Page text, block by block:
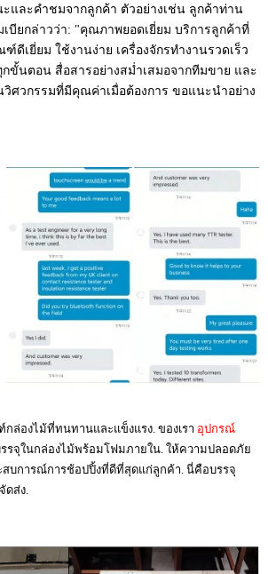
และคำชมจากลูกค้า ตัวอย่างเช่น ลูกค้าท่าน
บียกล่าวว่า: "คุณภาพยอดเยี่ยม บริการลูกค้าที่
ดีเยี่ยม ใช้งานง่าย เครื่องจักรทำงานรวดเร็ว
ขั้นตอน สื่อสารอย่างสม่ำเสมอจากทีมขาย และ
ศวกรรมที่มีคุณค่าเมื่อต้องการ ขอแนะนำอย่าง
ล่องไม้ที่ทนทานและแข็งแรง. ของเรา อุปกรณ์
รจุในกล่องไม้พร้อมโฟมภายใน. ให้ความปลอดภัย
บการณ์การช้อปปิ้งที่ดีที่สุดแก่ลูกค้า. นี่คือบรรจุ
ดส่ง.